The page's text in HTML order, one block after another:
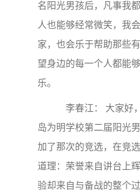
名阳光男孩后，凡事我
人也能够经常微笑，我
家，也会乐于帮助那些
望身边的每一个人都能
乐。
李春江： 大家好
岛为明学校第二届阳光
加了那次的竞选，在竞
道理：荣誉来自讲台上
验却来自与备战的整个